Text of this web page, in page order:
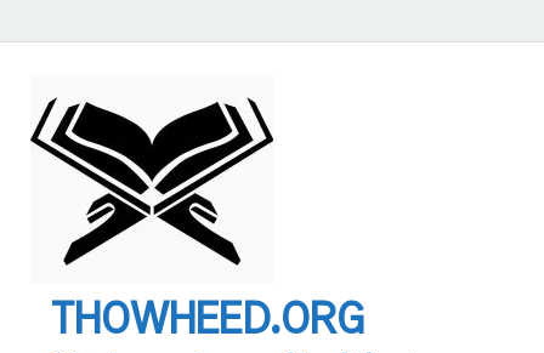
THOWHEED.ORG